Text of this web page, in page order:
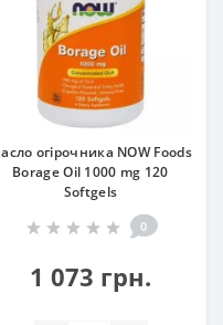
огірочника NOW Foods
Borage Oil 1000 mg 120
Softgels
0
1 073 грн.